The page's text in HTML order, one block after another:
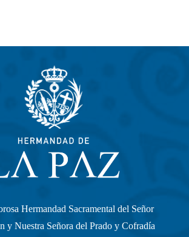
Hermandad Sacramental del Señor
y Nuestra Señora del Prado y Cofradía